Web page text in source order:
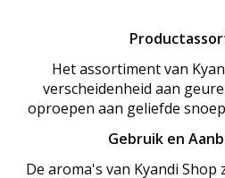
Het assortiment van
verscheidenheid aan
oproepen aan geliefde
Gebruik en
De aroma's van Kyandi